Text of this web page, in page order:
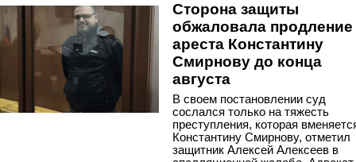
Сторона защиты
обжаловала продление
ареста Константину
Смирнову до конца
августа
В своем постановлении суд
сослался только на тяжесть
преступления, которая
Константину Смирнову, отметил
защитник Алексей Алексеев в